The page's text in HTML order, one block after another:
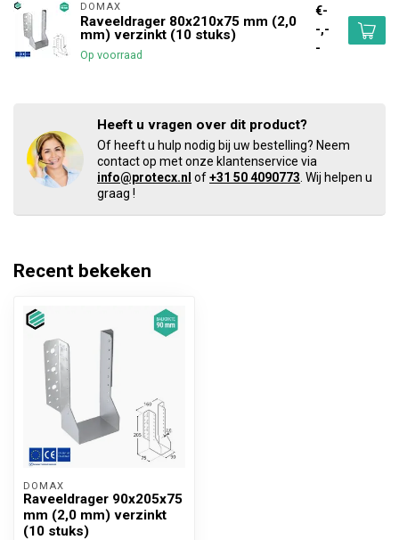
DOMAX
Raveeldrager 80x210x75 mm (2,0
mm) verzinkt (10 stuks)
Op voorraad
€-
-,-
-
Heeft u vragen over dit product?
Of heeft u hulp nodig bij uw bestelling? Neem
contact op met onze klantenservice via
info@protecx.nl of+31 50 4090773 . Wij helpen u
graag !
Recent bekeken
DOMAX
Raveeldrager 90x205x75
mm (2,0 mm) verzinkt
(10 stuks)